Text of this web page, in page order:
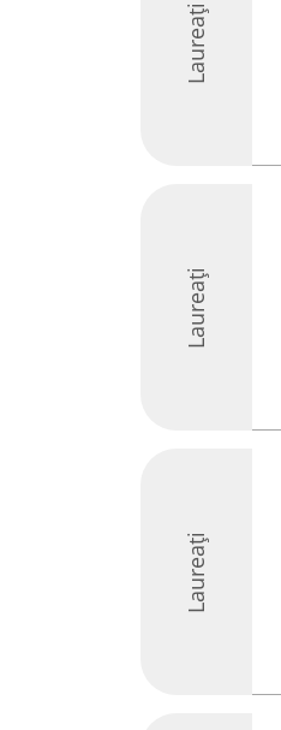
Laureați
Laureați
Laureați